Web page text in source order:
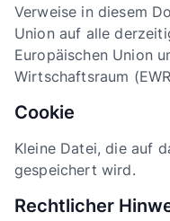
Verweise in diesem
Union auf alle
Europäischen Union
Wirtschaftsraum
Cookie
Kleine Datei, die auf
gespeichert wird.
Rechtlicher